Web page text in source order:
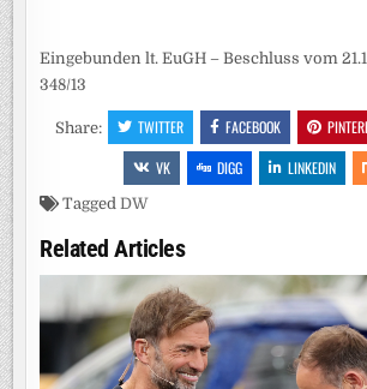
Eingebunden lt. EuGH – Beschluss vom
348/13
Share: TWITTER FACEBOOK
VK
DIGG LINKEDIN
TaggedDW
Related Articles